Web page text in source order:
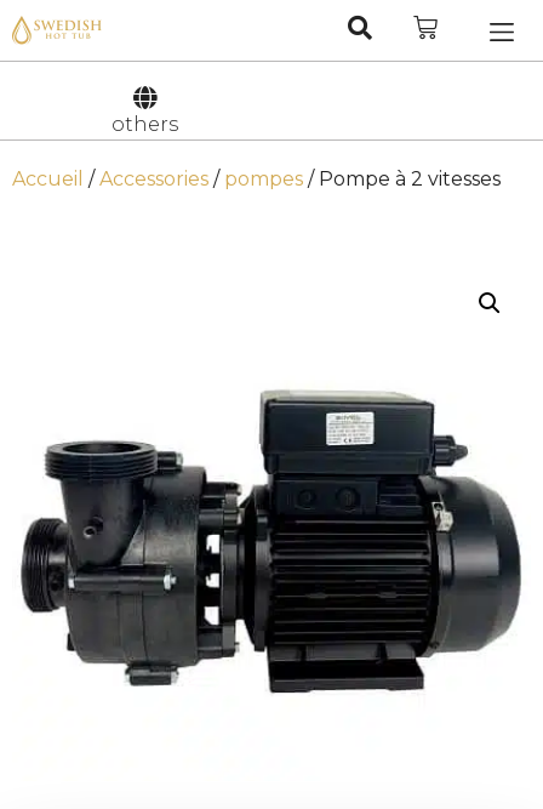
others
Accueil /Accessories / pompes / Pompe à 2 vitesses